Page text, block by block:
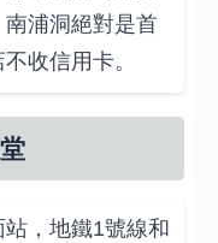
浦洞絕對是首
收信用卡。
，地鐵1號線和